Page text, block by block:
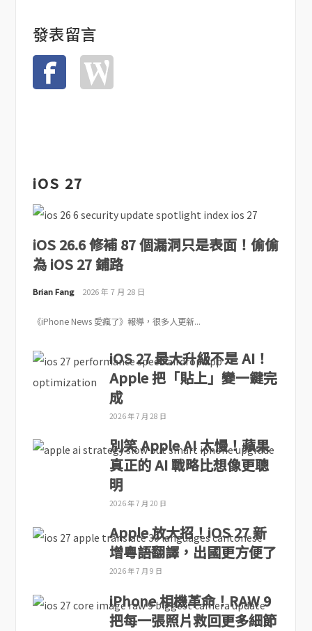
發表留言
iOS 27
iOS 26.6 修補 87 個漏洞只是表面！偷偷
為 iOS 27 鋪路
Brian Fang 2026 年 7 月 28 日
《iPhone News 愛瘋了》報導，很多人更新...
iOS 27 最大升級不是 AI！
Apple 把「貼上」變一鍵完
成
2026 年 7 月 28 日
別笑 Apple AI 太慢！蘋果
真正的 AI 戰略比想像更聰
明
2026 年 7 月 20 日
Apple 放大招！iOS 27 新
增粵語翻譯，出國更方便了
2026 年 7 月 9 日
iPhone 相機革命！RAW 9
把每一張照片救回更多細節